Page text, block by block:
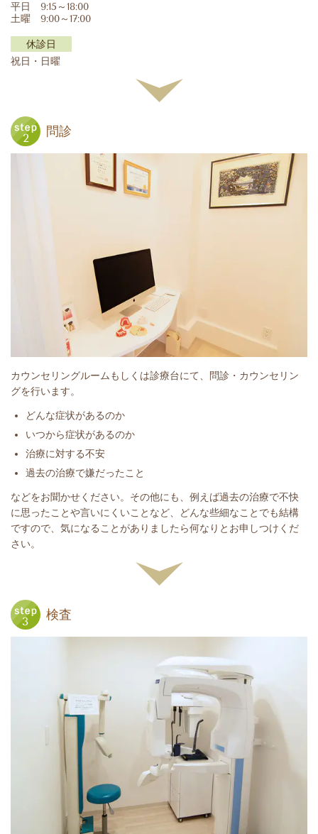
平日 9:15～18:00
土曜 9:00～17:00
休診日
祝日・日曜
問診
カウンセリングルームもしくは診療台にて、問診・カウンセリン
グを行います。
どんな症状があるのか
いつから症状があるのか
治療に対する不安
過去の治療で嫌だったこと
などをお聞かせください。その他にも、例えば過去の治療で不快
に思ったことや言いにくいことなど、どんな些細なことでも結構
ですので、気になることがありましたら何なりとお申しつけくだ
さい。
検査